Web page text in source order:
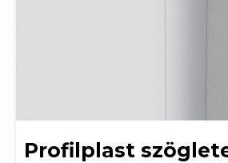
Profilplast